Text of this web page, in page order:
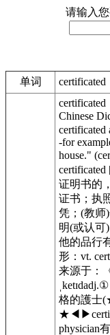
请输入
单词 certificated
certificated
Chinese
certificated
-for
house."
证明书的
证书；执
凭；(教师
明(或认可)
他的品行
形：vt.
来源于：
格的護士
physician